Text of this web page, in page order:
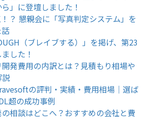
」に登壇しました！
？ 懇親会に「写真判定システム」を
（ブレイブする）」を掲げ、第23
した！
発費用の内訳とは？見積もり相場や
の評判・実績・費用相場｜選ば
超の成功事例
相談はどこへ？おすすめの会社と費